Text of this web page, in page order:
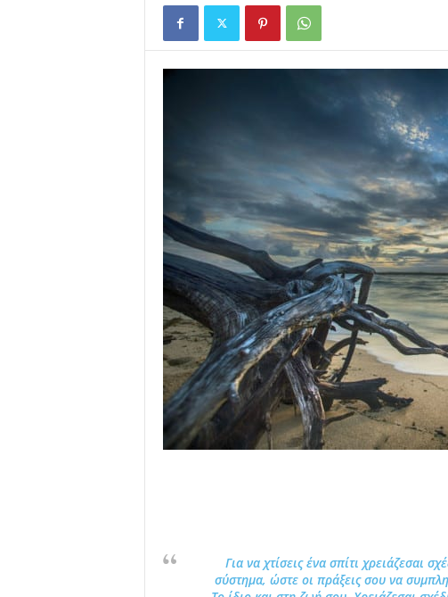
Για να χτίσεις ένα σπίτι χρειάζεσαι
σύστημα, ώστε οι πράξεις σου να